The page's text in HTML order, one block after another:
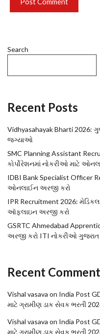
Search
Recent Posts
Vidhyasahayak Bharti 2026:
જગ્યાઓ
SMC Planning Assistant
કોર્પોરેશનમાં નોકરીઓ માટે
IDBI Bank Specialist Officer
ઓનલાઈન અરજી કરો
IPR Recruitment 2026:
ઑફલાઇન અરજી કરો
GSRTC Ahmedabad
અરજી કરો ITI નોકરીઓ ગુજરાત
Recent
Vishal vasava on India Post
માટે ગ્રામીણ ડાક સેવક ભરતી
Vishal vasava on India Post
માટે ગ્રામીણ ડાક સેવક ભરતી